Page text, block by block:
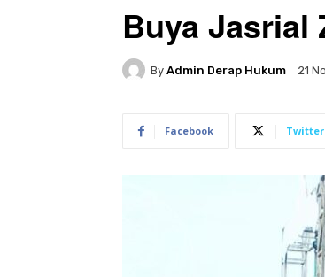
Buya Jasrial
By Admin Derap Hukum 21
Facebook Twitter